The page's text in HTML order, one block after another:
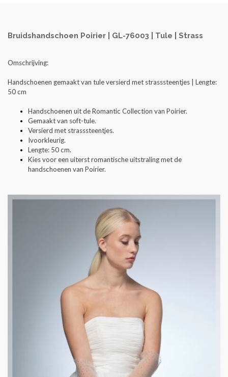
Bruidshandschoen Poirier | GL-76003 | Tule | Strass
Omschrijving:
Handschoenen gemaakt van tule versierd met strasssteentjes | Lengte:
50 cm
Handschoenen uit de Romantic Collection van Poirier.
Gemaakt van soft-tule.
Versierd met strasssteentjes.
Ivoorkleurig.
Lengte: 50 cm.
Kies voor een uiterst romantische uitstraling met de
handschoenen van Poirier.